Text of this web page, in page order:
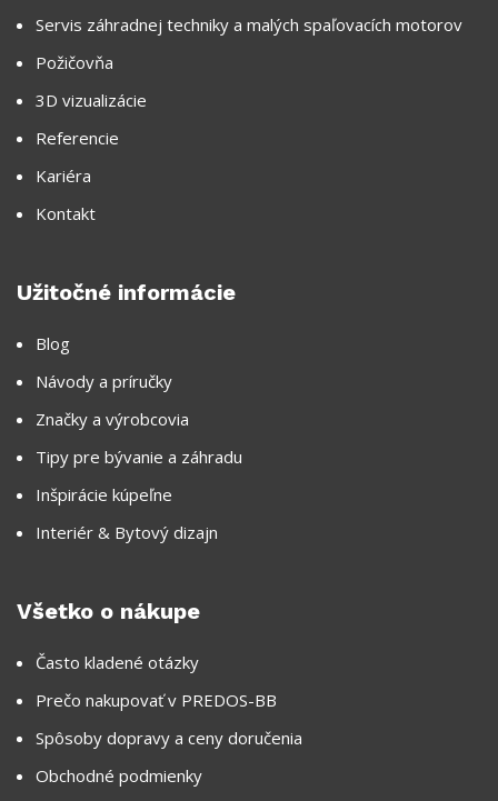
Servis záhradnej techniky a malých spaľovacích motorov
Požičovňa
3D vizualizácie
Referencie
Kariéra
Kontakt
Užitočné informácie
Blog
Návody a príručky
Značky a výrobcovia
Tipy pre bývanie a záhradu
Inšpirácie kúpeľne
Interiér & Bytový dizajn
Všetko o nákupe
Často kladené otázky
Prečo nakupovať v PREDOS-BB
Spôsoby dopravy a ceny doručenia
Obchodné podmienky